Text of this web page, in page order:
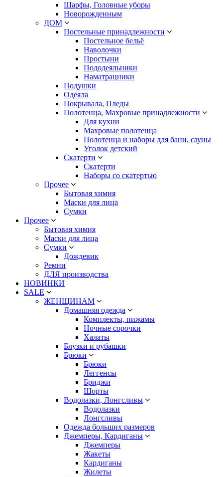
Шарфы, Головные уборы
Новорожденным
ДОМ
Постельные принадлежности
Постельное бельё
Наволочки
Простыни
Пододеяльники
Наматрацники
Подушки
Одеяла
Покрывала, Пледы
Полотенца, Махровые принадлежности
Для кухни
Махровые полотенца
Полотенца и наборы для бани, сауны
Уголок детский
Скатерти
Скатерти
Наборы со скатертью
Прочее
Бытовая химия
Маски для лица
Сумки
Прочее
Бытовая химия
Маски для лица
Сумки
Дождевик
Ремни
ДЛЯ производства
НОВИНКИ
SALE
ЖЕНЩИНАМ
Домашняя одежда
Комплекты, пижамы
Ночные сорочки
Халаты
Блузки и рубашки
Брюки
Брюки
Леггенсы
Бриджи
Шорты
Водолазки, Лонгсливы
Водолазки
Лонгсливы
Одежда больших размеров
Джемперы, Кардиганы
Джемперы
Жакеты
Кардиганы
Жилеты